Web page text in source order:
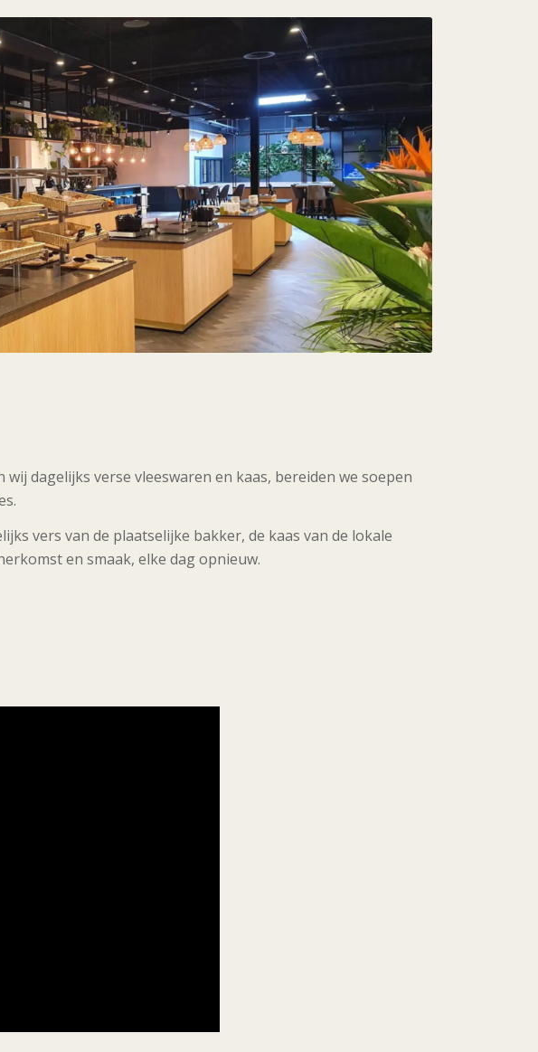
dagelijks verse vleeswaren en kaas, bereiden we soepen
vers van de plaatselijke bakker, de kaas van de lokale
en smaak, elke dag opnieuw.